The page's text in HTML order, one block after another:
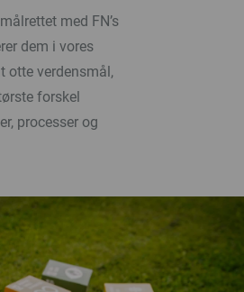
med FN’s
dem i vores
otte verdensmål,
forskel
processer og